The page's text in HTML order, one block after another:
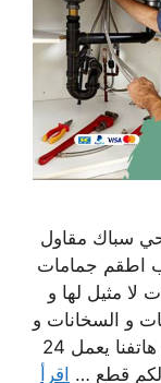
سباك مقاول
اطقم جمامات
لا مثيل لها و
و السخانات و
الفلاتر و غيرها من خدمات السباكة رقم هاتفنا يعمل 24
لكم قطع … اقرأ